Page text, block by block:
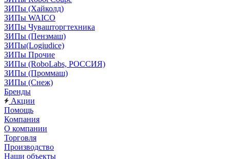
ЗИПы (Хайколд)
ЗИПы WAICO
ЗИПы Чувашторгтехника
ЗИПы (Пензмаш)
ЗИПы(Logiudice)
ЗИПы Прочие
ЗИПы (RoboLabs, РОССИЯ)
ЗИПы (Проммаш)
ЗИПы (Снеж)
Бренды
Акции
Помощь
Компания
О компании
Торговля
Производство
Наши объекты